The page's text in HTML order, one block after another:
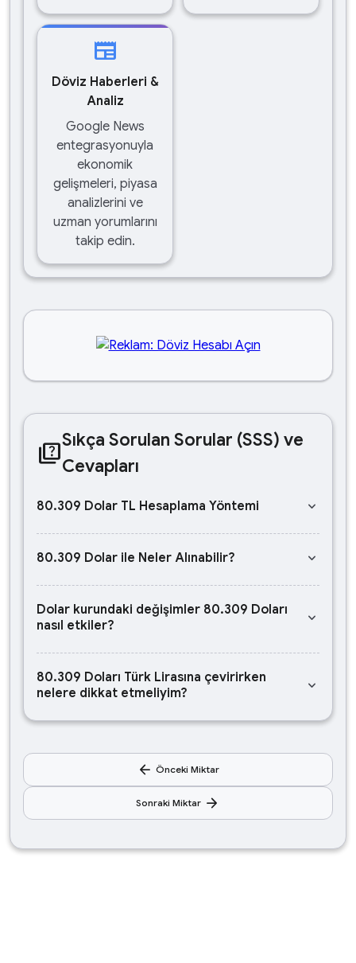
newspaper
Döviz Haberleri &
Analiz
Google News
entegrasyonuyla
ekonomik
gelişmeleri, piyasa
analizlerini ve
uzman yorumlarını
takip edin.
quizSıkça Sorulan Sorular (SSS) ve
Cevapları
80.309 Dolar TL Hesaplama Yöntemi keyboard_arrow_down
80.309 Dolar ile Neler Alınabilir? keyboard_arrow_down
Dolar kurundaki değişimler 80.309 Doları
nasıl etkiler?
keyboard_arrow_down
80.309 Doları Türk Lirasına çevirirken
nelere dikkat etmeliyim?
keyboard_arrow_down
arrow_back Önceki Miktar
Sonraki Miktar arrow_forward